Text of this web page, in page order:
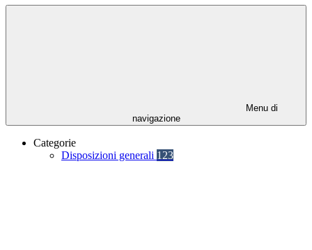
Menu di
navigazione
Categorie
Disposizioni generali 123